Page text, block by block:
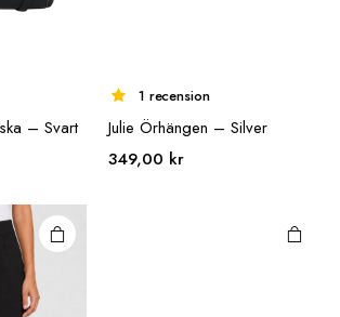
– Svart
1 recension
Julie Örhängen – Silver
349,00 kr
här
varianter.
De olika
alternativen
kan väljas på